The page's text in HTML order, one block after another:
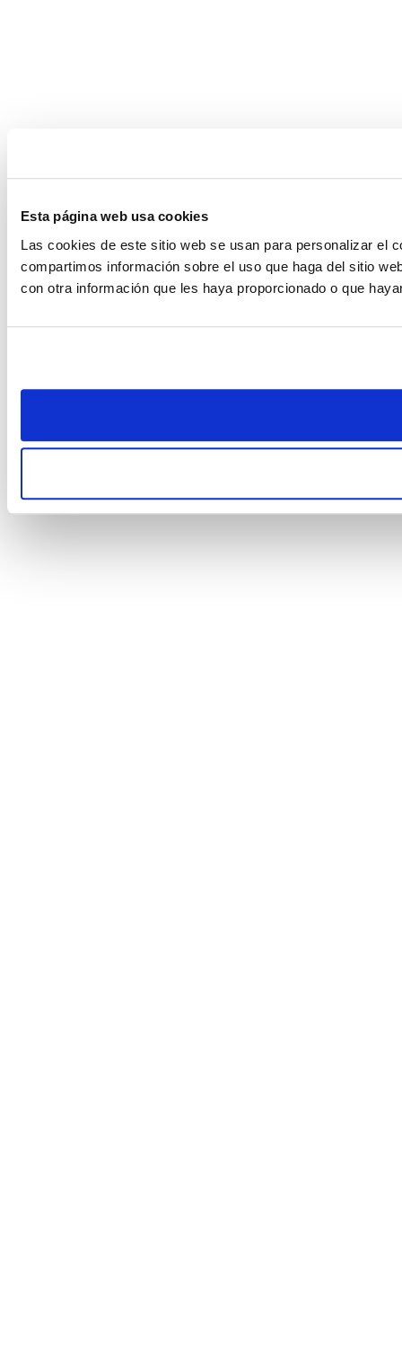
Esta página web usa cookies
Las cookies de este sitio web se usan para personalizar el
compartimos información sobre el uso que haga del sitio
con otra información que les haya proporcionado o que